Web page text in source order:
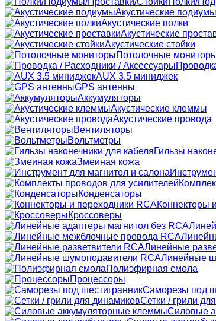
Акустические подиумы
Акустические полки
Акустические
Акустические стойки
Потолочные
AUX 3.5 миниджек
GPS антенны
Аккумуляторы
Акустические клеммы
Акустические провода
Вентиляторы
Вольтметры
Гильзы
Змеиная кожа
Конденсаторы
Коннекторы
Кроссоверы
Линейные
Линейные
Полиэфирная смола
Процессоры
Саморезы под
Сетки / грили
Силовые